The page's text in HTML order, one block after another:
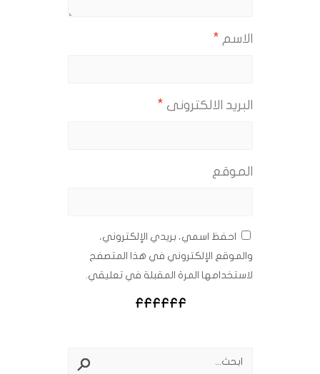
الاسم *
البريد الالكترونى *
الموقع
احفظ اسمي، بريدي الإلكتروني،
والموقع الإلكتروني في هذا المتصفح
لاستخدامها المرة المقبلة في تعليقي.